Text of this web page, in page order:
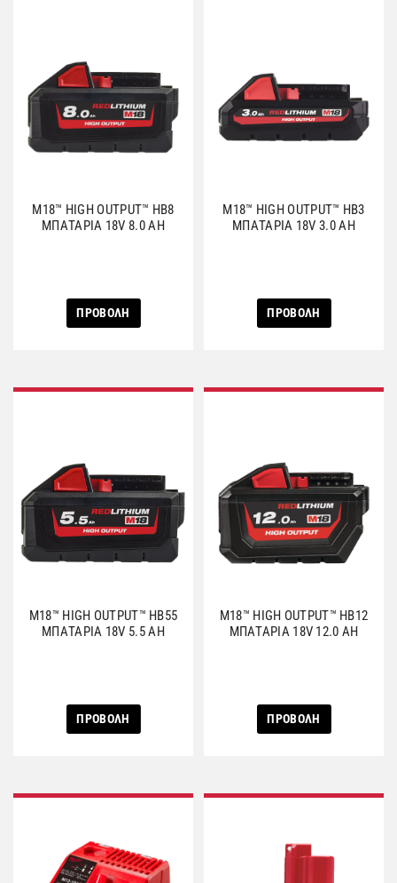
M18™ HIGH OUTPUT™ HB8
ΜΠΑΤΑΡΙΑ 18V 8.0 AH
ΠΡΟΒΟΛΗ
M18™ HIGH OUTPUT™ HB3
ΜΠΑΤΑΡΙΑ 18V 3.0 AH
ΠΡΟΒΟΛΗ
M18™ HIGH OUTPUT™ HB55
ΜΠΑΤΑΡΙΑ 18V 5.5 AH
ΠΡΟΒΟΛΗ
M18™ HIGH OUTPUT™ HB12
ΜΠΑΤΑΡΙΑ 18V 12.0 AH
ΠΡΟΒΟΛΗ